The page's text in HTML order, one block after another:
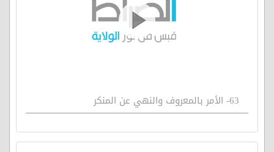
63- الأمر بالمعروف والنهي عن المنكر